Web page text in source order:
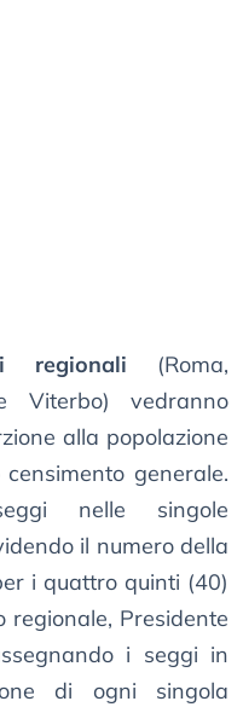
regionali (Roma,
Viterbo) vedranno
alla popolazione
generale.
nelle singole
il numero della
i quattro quinti (40)
regionale, Presidente
i seggi in
di ogni singola